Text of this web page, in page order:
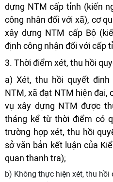
dựng NTM cấp tỉnh (kiến
công nhận đối với xã), cơ
xây dựng NTM cấp Bộ
định công nhận đối với cấp
3. Thời điểm xét, thu hồi
a) Xét, thu hồi quyết
NTM, xã đạt NTM hiện đại,
vụ xây dựng NTM được
tháng kể từ thời điểm có
trường hợp xét, thu hồi
sở văn bản kết luận của
quan thanh tra);
b) Không thực hiện xét, thu